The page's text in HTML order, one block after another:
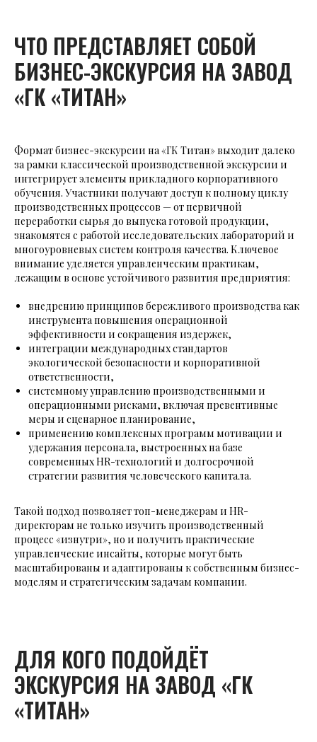
ЧТО ПРЕДСТАВЛЯЕТ СОБОЙ
БИЗНЕС-ЭКСКУРСИЯ НА ЗАВОД
«ГК «ТИТАН»
Формат бизнес-экскурсии на «ГК Титан» выходит далеко
за рамки классической производственной экскурсии и
интегрирует элементы прикладного корпоративного
обучения. Участники получают доступ к полному циклу
производственных процессов — от первичной
переработки сырья до выпуска готовой продукции,
знакомятся с работой исследовательских лабораторий и
многоуровневых систем контроля качества. Ключевое
внимание уделяется управленческим практикам,
лежащим в основе устойчивого развития предприятия:
внедрению принципов бережливого производства как
инструмента повышения операционной
эффективности и сокращения издержек,
интеграции международных стандартов
экологической безопасности и корпоративной
ответственности,
системному управлению производственными и
операционными рисками, включая превентивные
меры и сценарное планирование,
применению комплексных программ мотивации и
удержания персонала, выстроенных на базе
современных HR-технологий и долгосрочной
стратегии развития человеческого капитала.
Такой подход позволяет топ-менеджерам и HR-
директорам не только изучить производственный
процесс «изнутри», но и получить практические
управленческие инсайты, которые могут быть
масштабированы и адаптированы к собственным бизнес-
моделям и стратегическим задачам компании.
ДЛЯ КОГО ПОДОЙДЁТ
ЭКСКУРСИЯ НА ЗАВОД «ГК
«ТИТАН»